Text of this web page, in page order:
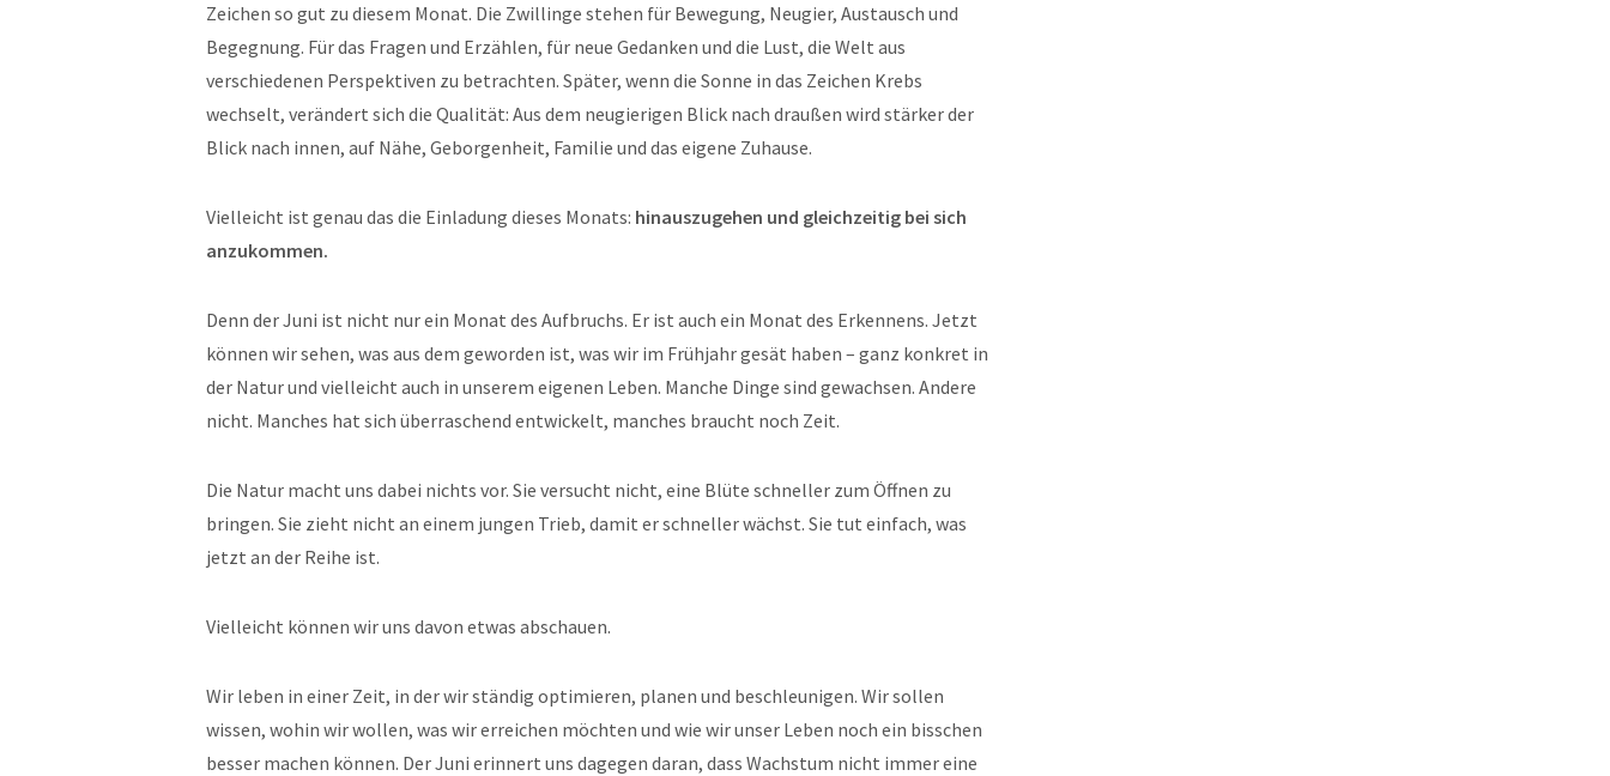
Zeichen so gut zu diesem Monat. Die Zwillinge stehen für Bewegung, Neugier, Austausch und
Begegnung. Für das Fragen und Erzählen, für neue Gedanken und die Lust, die Welt aus
verschiedenen Perspektiven zu betrachten. Später, wenn die Sonne in das Zeichen Krebs
wechselt, verändert sich die Qualität: Aus dem neugierigen Blick nach draußen wird stärker der
Blick nach innen, auf Nähe, Geborgenheit, Familie und das eigene Zuhause.
Vielleicht ist genau das die Einladung dieses Monats: hinauszugehen und gleichzeitig bei sich
anzukommen.
Denn der Juni ist nicht nur ein Monat des Aufbruchs. Er ist auch ein Monat des Erkennens. Jetzt
können wir sehen, was aus dem geworden ist, was wir im Frühjahr gesät haben – ganz konkret in
der Natur und vielleicht auch in unserem eigenen Leben. Manche Dinge sind gewachsen. Andere
nicht. Manches hat sich überraschend entwickelt, manches braucht noch Zeit.
Die Natur macht uns dabei nichts vor. Sie versucht nicht, eine Blüte schneller zum Öffnen zu
bringen. Sie zieht nicht an einem jungen Trieb, damit er schneller wächst. Sie tut einfach, was
jetzt an der Reihe ist.
Vielleicht können wir uns davon etwas abschauen.
Wir leben in einer Zeit, in der wir ständig optimieren, planen und beschleunigen. Wir sollen
wissen, wohin wir wollen, was wir erreichen möchten und wie wir unser Leben noch ein bisschen
besser machen können. Der Juni erinnert uns dagegen daran, dass Wachstum nicht immer eine